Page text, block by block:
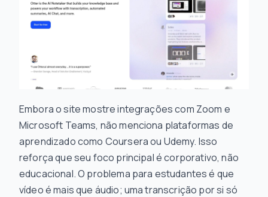
Embora o site mostre integrações com Zoom e
Microsoft Teams, não menciona plataformas de
aprendizado como Coursera ou Udemy. Isso
reforça que seu foco principal é corporativo, não
educacional. O problema para estudantes é que
vídeo é mais que áudio; uma transcrição por si só